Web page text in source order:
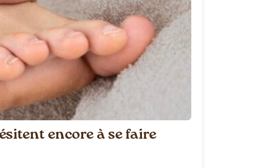
encore à se faire